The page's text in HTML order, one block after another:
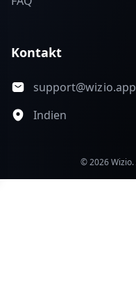
Kontakt
support@wizio.app
Indien
© 2026